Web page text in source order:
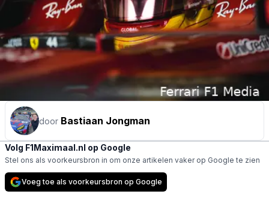
door Bastiaan Jongman
Volg F1Maximaal.nl op Google
Stel ons als voorkeursbron in om onze artikelen vaker op Google te zien
Voeg toe als voorkeursbron op Google